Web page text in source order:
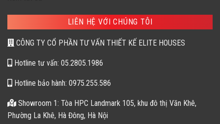
LIÊN HỆ VỚI CHÚNG TÔI
CÔNG TY CỔ PHẦN TƯ VẤN THIẾT KẾ ELITE HOUSES
Hotline tư vấn: 05.2805.1986
Hotline bảo hành: 0975.255.586
Showroom 1: Tòa HPC Landmark 105, khu đô thị Văn Khê,
Phường La Khê, Hà Đông, Hà Nội